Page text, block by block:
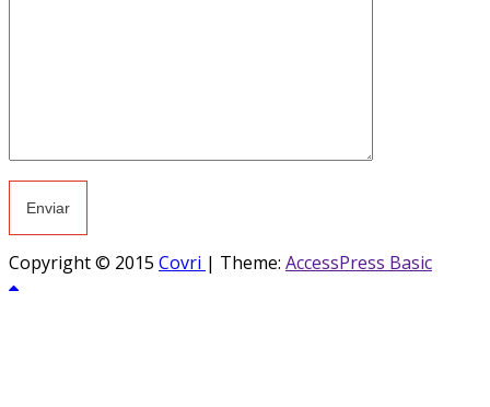
Copyright © 2015 Covri | Theme: AccessPress Basic